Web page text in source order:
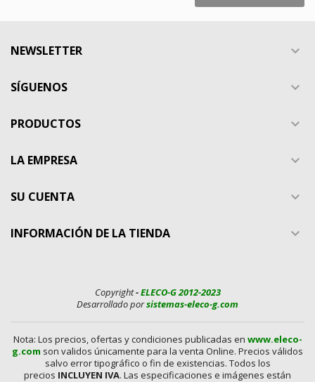
NEWSLETTER 
SÍGUENOS 
PRODUCTOS 
LA EMPRESA 
SU CUENTA 
INFORMACIÓN DE LA TIENDA 
Copyright-ELECO-G 2012-2023
Desarrollado porsistemas-eleco-g.com
Nota: Los precios, ofertas y condiciones publicadas en www.eleco-
g.com son validos únicamente para la venta Online. Precios válidos
salvo error tipográfico o fin de existencias. Todos los
precios INCLUYEN IVA. Las especificaciones e imágenes están